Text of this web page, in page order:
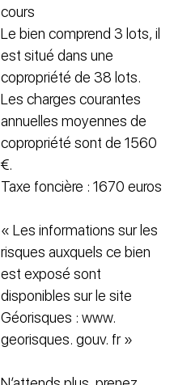
cours
Le bien comprend 3 lots, il
est situé dans une
copropriété de 38 lots.
Les charges courantes
annuelles moyennes de
copropriété sont de 1560
€.
Taxe foncière : 1670 euros
« Les informations sur les
risques auxquels ce bien
est exposé sont
disponibles sur le site
Géorisques : www.
georisques. gouv. fr »